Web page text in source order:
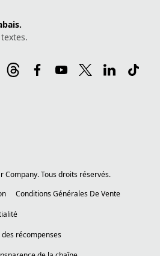
Company. Tous droits réservés.
Conditions Générales De Vente
récompenses